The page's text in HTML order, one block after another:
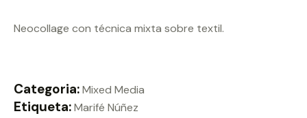
Neocollage con técnica mixta sobre textil.
Categoria:Mixed Media
Etiqueta:Marifé Núñez